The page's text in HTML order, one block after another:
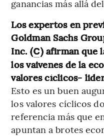
ganancias más allá
Los expertos en
Goldman Sachs
Inc. (C) afirman que
los vaivenes de la
valores cíclicos-
Esto es un buen
los valores cíclicos
referencia más que
apuntan a brotes